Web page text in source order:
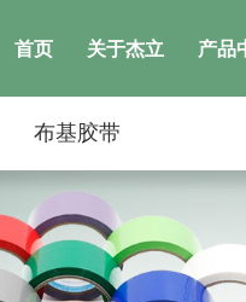
首页 关于杰立 产品
布基胶带